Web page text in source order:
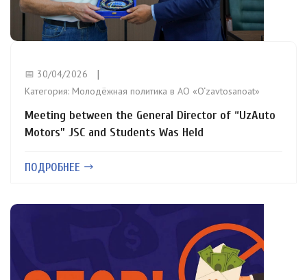
📅 30/04/2026
Категория: Молодёжная политика в АО «O‘zavtosanoat»
Meeting between the General Director of “UzAuto
Motors” JSC and Students Was Held
ПОДРОБНЕЕ